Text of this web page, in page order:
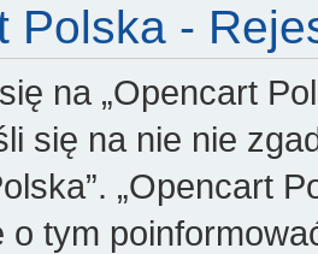
Polska -
na „Opencart
się na nie nie
„Opencart
o tym